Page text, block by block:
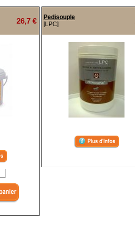
26,7 €
Pedisouple
[LPC]